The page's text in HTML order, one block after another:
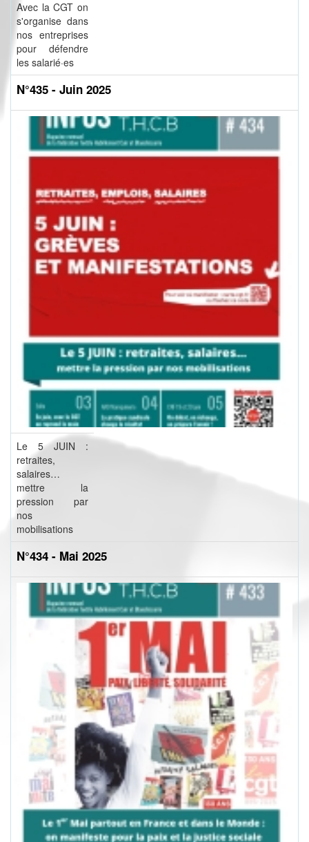
Avec la CGT on
s'organise dans
nos entreprises
pour défendre
les salarié·es
N°435 - Juin 2025
Le 5 JUIN :
retraites,
salaires…
mettre la
pression par
nos
mobilisations
N°434 - Mai 2025